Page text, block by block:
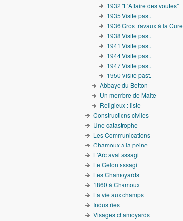
1932 "L'Affaire des voûtes"
1935 Visite past.
1936 Gros travaux à la Cure
1938 Visite past.
1941 Visite past.
1944 Visite past.
1947 Visite past.
1950 Visite past.
Abbaye du Betton
Un membre de Malte
Religieux : liste
Constructions civiles
Une catastrophe
Les Communications
Chamoux à la peine
L'Arc aval assagi
Le Gelon assagi
Les Chamoyards
1860 à Chamoux
La vie aux champs
Industries
Visages chamoyards